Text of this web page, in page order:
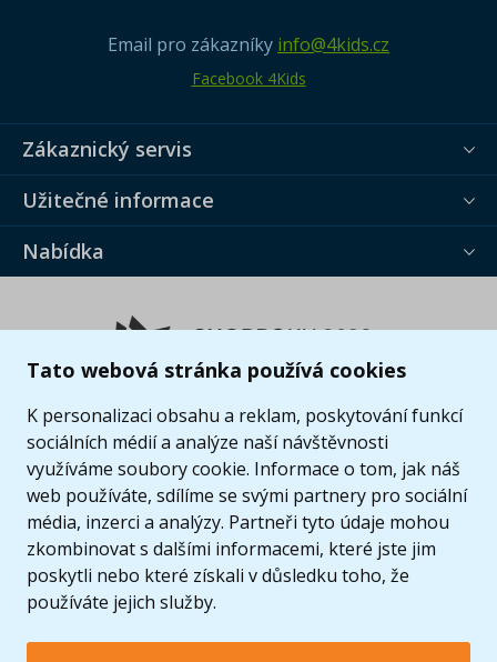
Tato webová stránka používá cookies
K personalizaci obsahu a reklam, poskytování funkcí
sociálních médií a analýze naší návštěvnosti
využíváme soubory cookie. Informace o tom, jak náš
web používáte, sdílíme se svými partnery pro sociální
média, inzerci a analýzy. Partneři tyto údaje mohou
zkombinovat s dalšími informacemi, které jste jim
poskytli nebo které získali v důsledku toho, že
používáte jejich služby.
Email pro zákazníky info@4kids.cz
Facebook 4Kids
Zákaznický servis
Užitečné informace
Nabídka